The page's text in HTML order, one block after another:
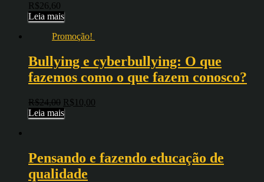
R$26,60
Leia mais
Promoção!
Bullying e cyberbullying: O que
fazemos como o que fazem conosco?
R$24,00 R$ 10,00
Leia mais
Pensando e fazendo educação de
qualidade